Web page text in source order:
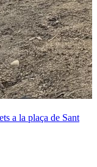
a la plaça de Sant